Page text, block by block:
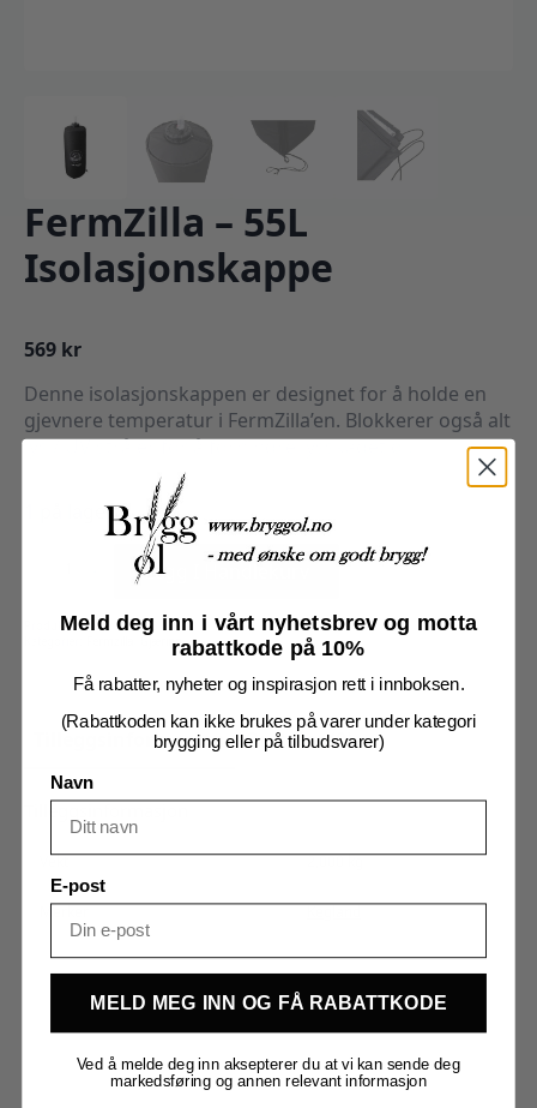
FermZilla – 55L
Isolasjonskappe
569 kr
Denne isolasjonskappen er designet for å holde en
gjevnere temperatur i FermZilla’en. Blokkerer også alt
lys / UV stråler for å forhindre lysskadet øl.
1 på lager
Legg I Handlekurv
Produktnummer:102323
Gjæring
Tilleggsinformasjon Omtaler (0)
Vekt 2,000 kg
Merker Kegland
Meld deg inn i vårt nyhetsbrev og motta
rabattkode på 10%
Få rabatter, nyheter og inspirasjon rett i innboksen.
(Rabattkoden kan ikke brukes på varer under kategori
brygging eller på tilbudsvarer)
Navn
E-post
MELD MEG INN OG FÅ RABATTKODE
Ved å melde deg inn aksepterer du at vi kan sende deg
markedsføring og annen relevant informasjon